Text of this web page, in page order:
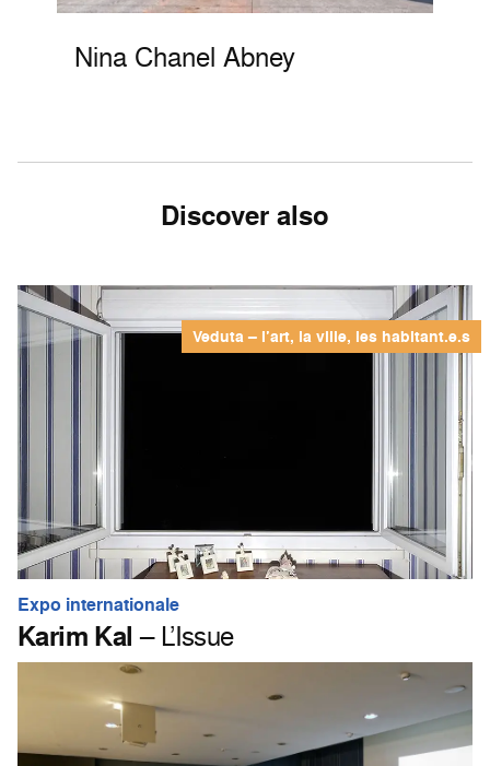
Nina Chanel Abney
Discover also
Veduta – l’art, la ville, les habitant.e.s
Expo internationale
Karim Kal – L’Issue